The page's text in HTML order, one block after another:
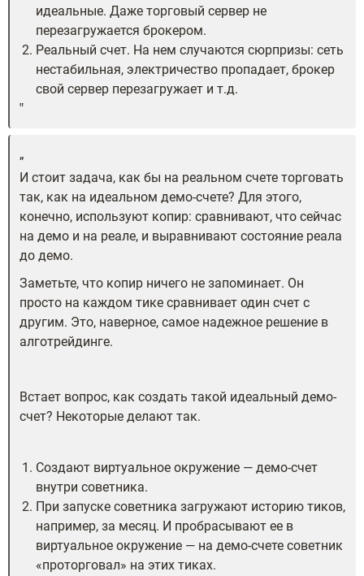
идеальные. Даже торговый сервер не
перезагружается брокером.
Реальный счет. На нем случаются сюрпризы: сеть
нестабильная, электричество пропадает, брокер
свой сервер перезагружает и т.д.
И стоит задача, как бы на реальном счете торговать
так, как на идеальном демо-счете? Для этого,
конечно, используют копир: сравнивают, что сейчас
на демо и на реале, и выравнивают состояние реала
до демо.
Заметьте, что копир ничего не запоминает. Он
просто на каждом тике сравнивает один счет с
другим. Это, наверное, самое надежное решение в
алготрейдинге.
Встает вопрос, как создать такой идеальный демо-
счет? Некоторые делают так.
Создают виртуальное окружение — демо-счет
внутри советника.
При запуске советника загружают историю тиков,
например, за месяц. И пробрасывают ее в
виртуальное окружение — на демо-счете советник
«проторговал» на этих тиках.